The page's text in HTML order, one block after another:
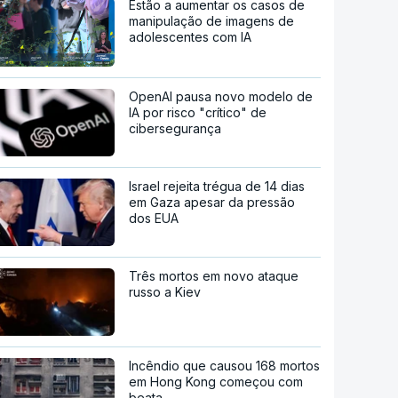
Estão a aumentar os casos de
manipulação de imagens de
adolescentes com IA
OpenAI pausa novo modelo de
IA por risco "crítico" de
cibersegurança
Israel rejeita trégua de 14 dias
em Gaza apesar da pressão
dos EUA
Três mortos em novo ataque
russo a Kiev
Incêndio que causou 168 mortos
em Hong Kong começou com